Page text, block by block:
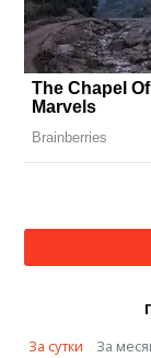
За сутки
За